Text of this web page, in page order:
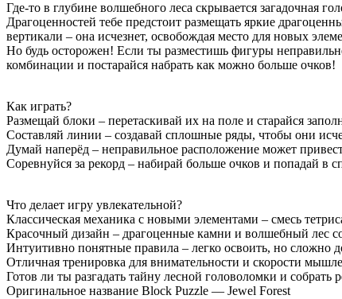
Где-то в глубине волшебного леса скрывается загадочная
Драгоценностей тебе предстоит размещать яркие
вертикали – она исчезнет, освобождая место для новых
Но будь осторожен! Если ты разместишь фигуры
комбинации и постарайся набрать как можно больше очков!
Как играть?
Размещай блоки – перетаскивай их на поле и старайся
Составляй линии – создавай сплошные ряды, чтобы они
Думай наперёд – неправильное расположение может
Соревнуйся за рекорд – набирай больше очков и попадай в
Что делает игру увлекательной?
Классическая механика с новыми элементами – смесь
Красочный дизайн – драгоценные камни и волшебный лес
Интуитивно понятные правила – легко освоить, но сложно
Отличная тренировка для внимательности и скорости
Готов ли ты разгадать тайну лесной головоломки и
Оригинальное название Block Puzzle — Jewel Forest